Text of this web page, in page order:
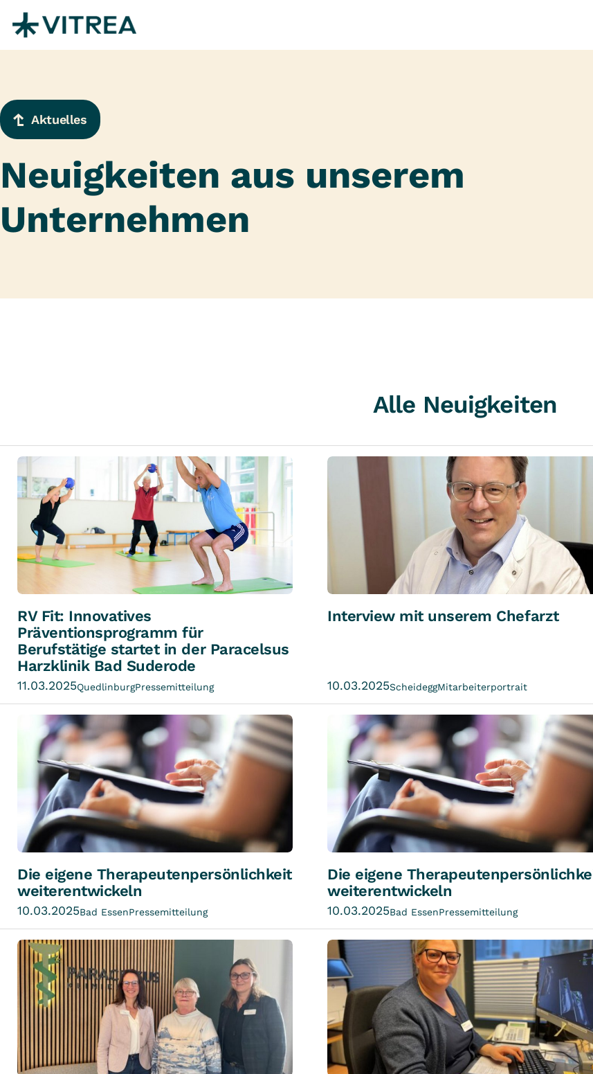
Aktuelles
Neuigkeiten aus unserem
Unternehmen
Alle Neuigkeiten
RV Fit: Innovatives
Präventionsprogramm für
Berufstätige startet in der Paracelsus
Harzklinik Bad Suderode
11.03.2025QuedlinburgPressemitteilung
Interview mit unserem Chefarzt
10.03.2025ScheideggMitarbeiterportrait
Die eigene Therapeutenpersönlichkeit
weiterentwickeln
10.03.2025Bad EssenPressemitteilung
Die eigene
weiterentwickeln
10.03.2025Bad EssenPressemitteilung